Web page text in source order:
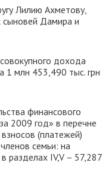
Лилию Ахметову,
сыновей Дамира и
дохода
1 млн 453,490 тыс. грн
финансового
2009 год» в перечне
(платежей)
семьи: на
разделах IV,V – 57,287